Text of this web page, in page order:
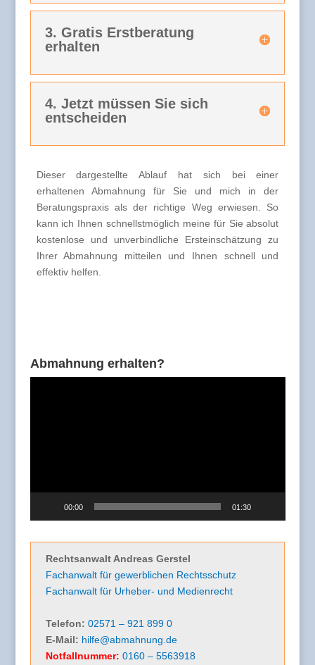
3. Gratis Erstberatung
erhalten
4. Jetzt müssen Sie sich
entscheiden
Dieser dargestellte Ablauf hat sich bei einer
erhaltenen Abmahnung für Sie und mich in der
Beratungspraxis als der richtige Weg erwiesen. So
kann ich Ihnen schnellstmöglich meine für Sie absolut
kostenlose und unverbindliche Ersteinschätzung zu
Ihrer Abmahnung mitteilen und Ihnen schnell und
effektiv helfen.
Abmahnung erhalten?
00:00 01:30
Rechtsanwalt Andreas Gerstel
Fachanwalt für gewerblichen Rechtsschutz
Fachanwalt für Urheber- und Medienrecht
Telefon: 02571 – 921 899 0
E-Mail: hilfe@abmahnung.de
Notfallnummer: 0160 – 5563918